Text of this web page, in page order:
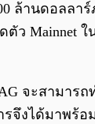
ล้านดอลลา
ว Mainnet ใ
จะสามารถ
จึงได้มาพร้อ